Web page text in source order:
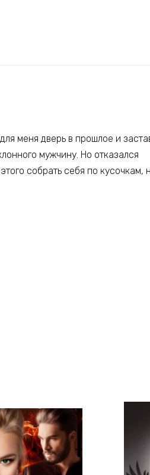
меня дверь в прошлое и
мужчину. Но отказался
собрать себя по кусочкам,